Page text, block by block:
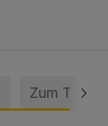
Zum Thema